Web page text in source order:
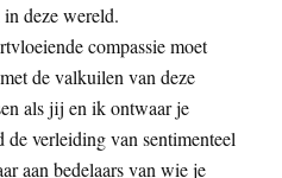
in deze wereld.
compassie moet
de valkuilen van deze
als jij en ik ontwaar je
verleiding van sentimenteel
aan bedelaars van wie je